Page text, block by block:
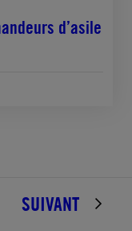
d’asile
SUIVANT